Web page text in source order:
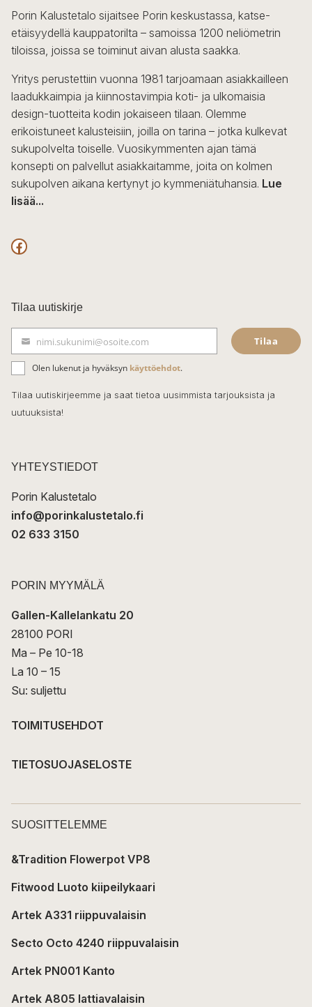
tehdä
valinnat
tuotteen
sivulla.
Porin Kalustetalo sijaitsee Porin keskustassa, katse-
etäisyydellä kauppatorilta – samoissa 1200 neliömetrin
tiloissa, joissa se toiminut aivan alusta saakka.
Yritys perustettiin vuonna 1981 tarjoamaan asiakkailleen
laadukkaimpia ja kiinnostavimpia koti- ja ulkomaisia
design-tuotteita kodin jokaiseen tilaan. Olemme
erikoistuneet kalusteisiin, joilla on tarina – jotka kulkevat
sukupolvelta toiselle. Vuosikymmenten ajan tämä
konsepti on palvellut asiakkaitamme, joita on kolmen
sukupolven aikana kertynyt jo kymmeniätuhansia. Lue
lisää...
F
c
e
b
o
o
k
Tilaa uutiskirje
ä
h
k
t
nimi.sukunimi@osoite.com Tilaa
Olen lukenut ja hyväksyn käyttöehdot.
Tilaa uutiskirjeemme ja saat tietoa uusimmista tarjouksista ja
uutuuksista!
YHTEYSTIEDOT
Porin Kalustetalo
info@porinkalustetalo.fi
02 633 3150
PORIN MYYMÄLÄ
Gallen-Kallelankatu 20
28100 PORI
Ma – Pe 10-18
La 10 – 15
Su: suljettu
TOIMITUSEHDOT
TIETOSUOJASELOSTE
SUOSITTELEMME
&Tradition Flowerpot VP8
Fitwood Luoto kiipeilykaari
Artek A331 riippuvalaisin
Secto Octo 4240 riippuvalaisin
Artek PN001 Kanto
Artek A805 lattiavalaisin